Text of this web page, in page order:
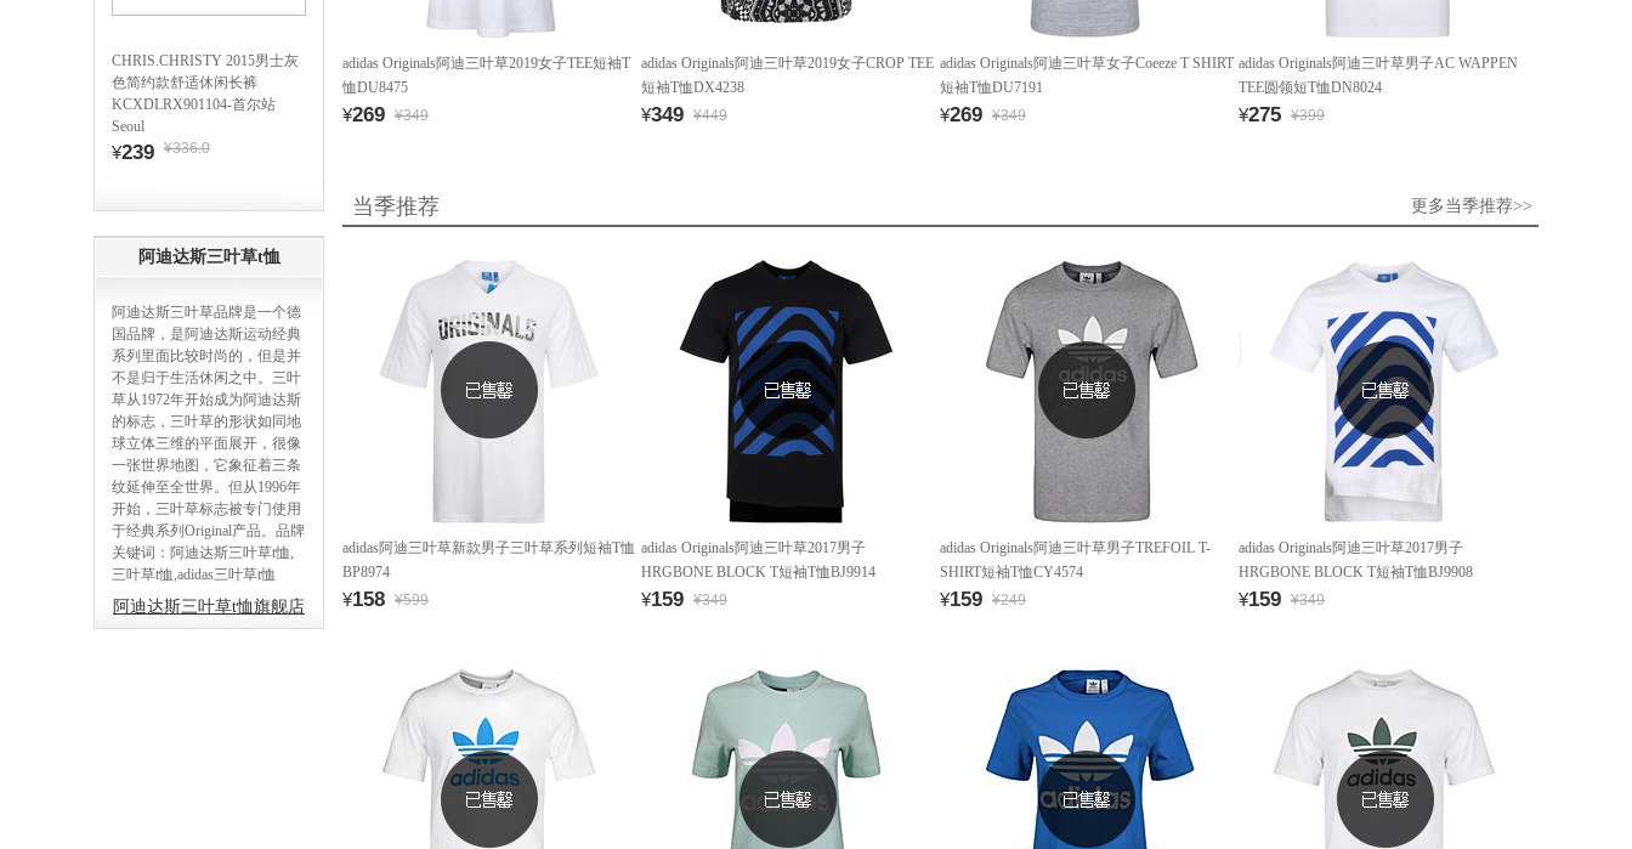
CHRIS.CHRISTY 2015男士灰
色简约款舒适休闲长裤
KCXDLRX901104-首尔站
Seoul
¥239 ¥336.0
阿迪达斯三叶草t恤
阿迪达斯三叶草品牌是一个德
国品牌，是阿迪达斯运动经典
系列里面比较时尚的，但是并
不是归于生活休闲之中。三叶
草从1972年开始成为阿迪达斯
的标志，三叶草的形状如同地
球立体三维的平面展开，很像
一张世界地图，它象征着三条
纹延伸至全世界。但从1996年
开始，三叶草标志被专门使用
于经典系列Original产品。品牌
关键词：阿迪达斯三叶草t恤,
三叶草t恤,adidas三叶草t恤
阿迪达斯三叶草t恤旗舰店
adidas Originals阿迪三叶草2019女子TEE短袖T
恤DU8475
¥269 ¥349
adidas Originals阿迪三叶草2019女子CROP TEE
短袖T恤DX4238
¥349 ¥449
adidas Originals阿迪三叶草女子Coeeze T SHIRT
短袖T恤DU7191
¥269 ¥349
adidas Originals阿迪三叶草男子AC WAPPEN
TEE圆领短T恤DN8024
¥275 ¥399
当季推荐 更多当季推荐>>
adidas阿迪三叶草新款男子三叶草系列短袖T恤
BP8974
¥158 ¥599
adidas Originals阿迪三叶草2017男子
HRGBONE BLOCK T短袖T恤BJ9914
¥159 ¥349
adidas Originals阿迪三叶草男子TREFOIL T-
SHIRT短袖T恤CY4574
¥159 ¥249
adidas Originals阿迪三叶草2017男子
HRGBONE BLOCK T短袖T恤BJ9908
¥159 ¥349